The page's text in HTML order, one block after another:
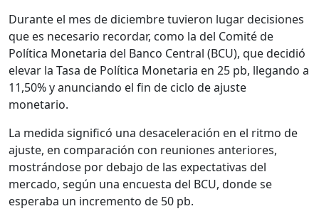
Durante el mes de diciembre tuvieron lugar decisiones
que es necesario recordar, como la del Comité de
Política Monetaria del Banco Central (BCU), que decidió
elevar la Tasa de Política Monetaria en 25 pb, llegando a
11,50% y anunciando el fin de ciclo de ajuste
monetario.
La medida significó una desaceleración en el ritmo de
ajuste, en comparación con reuniones anteriores,
mostrándose por debajo de las expectativas del
mercado, según una encuesta del BCU, donde se
esperaba un incremento de 50 pb.